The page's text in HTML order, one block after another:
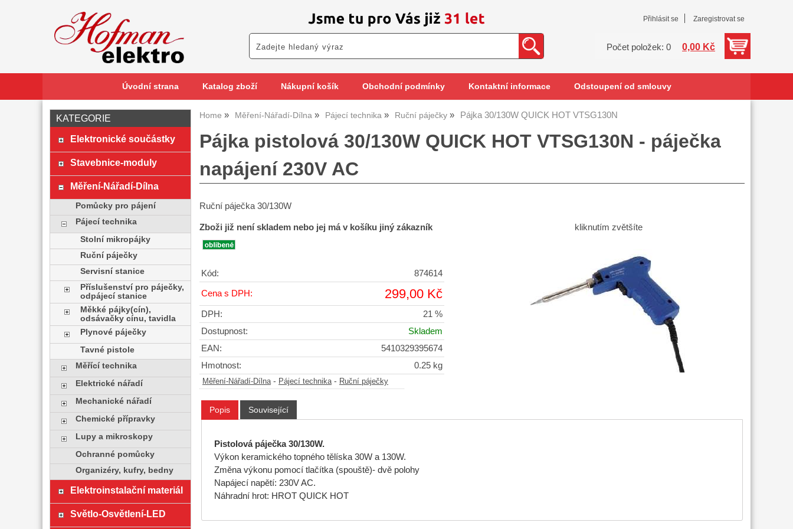
Přihlásit se Zaregistrovat se
Počet položek: 0 0,00 Kč
Úvodní strana Katalog zboží Nákupní košík Obchodní podmínky Kontaktní informace Odstoupení od smlouvy
Home Měření-Nářadí-Dílna Pájecí technika Ruční páječky Pájka 30/130W QUICK HOT VTSG130N
Pájka pistolová 30/130W QUICK HOT VTSG130N - páječka
napájení 230V AC
Ruční páječka 30/130W
kliknutím zvětšíte
Zboži již není skladem nebo jej má v košíku jiný zákazník
Kód: 874614
Cena s DPH: 299,00 Kč
DPH:
21 %
Dostupnost:
Skladem
EAN:
5410329395674
Hmotnost:
0.25 kg
Měření-Nářadí-Dílna- Pájecí technika- Ruční páječky
Popis Související
Pistolová páječka 30/130W.
Výkon keramického topného tělíska 30W a 130W.
Změna výkonu pomocí tlačítka (spouště)- dvě polohy
Napájecí napětí: 230V AC.
Náhradní hrot: HROT QUICK HOT
KATEGORIE
Elektronické součástky
Stavebnice-moduly
Měření-Nářadí-Dílna
Pomůcky pro pájení
Pájecí technika
Stolní mikropájky
Ruční páječky
Servisní stanice
Příslušenství pro páječky,
odpájecí stanice
Měkké pájky(cín),
odsávačky cínu, tavidla
Plynové páječky
Tavné pistole
Měřící technika
Elektrické nářadí
Mechanické nářadí
Chemické přípravky
Lupy a mikroskopy
Ochranné pomůcky
Organizéry, kufry, bedny
Elektroinstalační materiál
Světlo-Osvětlení-LED